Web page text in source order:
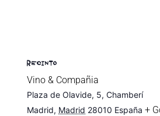
RECINTO
Vino & Compañia
Plaza de Olavide, 5, Chamberí
Madrid, Madrid 28010 España +